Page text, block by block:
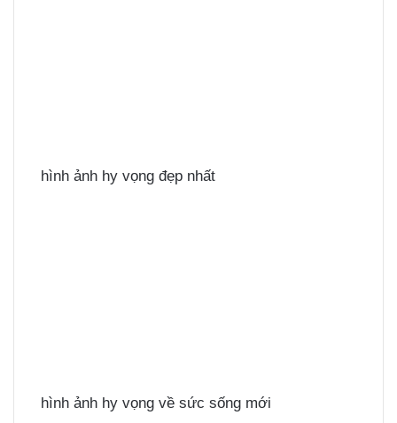
hình ảnh hy vọng đẹp nhất
hình ảnh hy vọng về sức sống mới